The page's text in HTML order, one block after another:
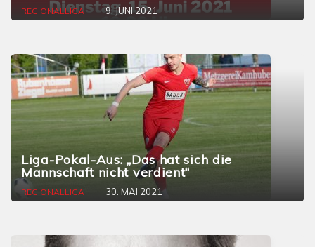
REGIONALLIGA 9. JUNI 2021
Liga-Pokal-Aus: „Das hat sich die
Mannschaft nicht verdient“
REGIONALLIGA 30. MAI 2021